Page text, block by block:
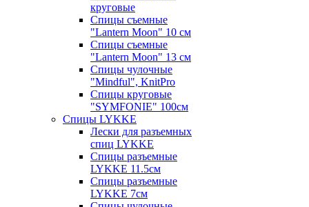
круговые
Спицы съемные
"Lantern Moon" 10 см
Спицы съемные
"Lantern Moon" 13 см
Спицы чулочные
"Mindful", KnitPro
Спицы круговые
"SYMFONIE" 100см
Спицы LYKKE
Лески для разъемных
спиц LYKKE
Спицы разъемные
LYKKE 11.5см
Спицы разъемные
LYKKE 7см